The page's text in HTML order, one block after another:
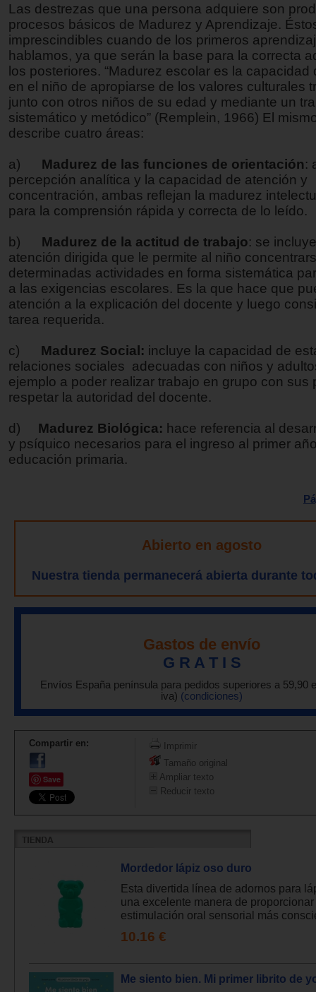
Las destrezas que una persona adquiere son
procesos básicos de Madurez y Aprendizaje.
imprescindibles cuando de los primeros
hablamos, ya que serán la base para la correcta
los posteriores. “Madurez escolar es la capacidad
en el niño de apropiarse de los valores culturales
junto con otros niños de su edad y mediante un
sistemático y metódico” (Remplein, 1966) El
describe cuatro áreas:
a) Madurez de las funciones de orientación:
percepción analítica y la capacidad de atención y
concentración, ambas reflejan la madurez
para la comprensión rápida y correcta de lo leído.
b) Madurez de la actitud de trabajo: se
atención dirigida que le permite al niño
determinadas actividades en forma sistemática
a las exigencias escolares. Es la que hace que
atención a la explicación del docente y luego
tarea requerida.
c) Madurez Social: incluye la capacidad de
relaciones sociales adecuadas con niños y
ejemplo a poder realizar trabajo en grupo con sus
respetar la autoridad del docente.
d) Madurez Biológica: hace referencia al
y psíquico necesarios para el ingreso al primer
educación primaria.
Abierto en agosto
Nuestra tienda permanecerá abierta durante
Gastos de envío
G R A T I S
Envíos España península para pedidos superiores a 59,90
iva) (condiciones)
Compartir en:
Save
Imprimir
Tamaño original
Ampliar texto
Reducir texto
Mordedor lápiz oso duro
Esta divertida línea de adornos para
una excelente manera de proporcionar
estimulación oral sensorial más
10.16 €
Me siento bien. Mi primer librito de